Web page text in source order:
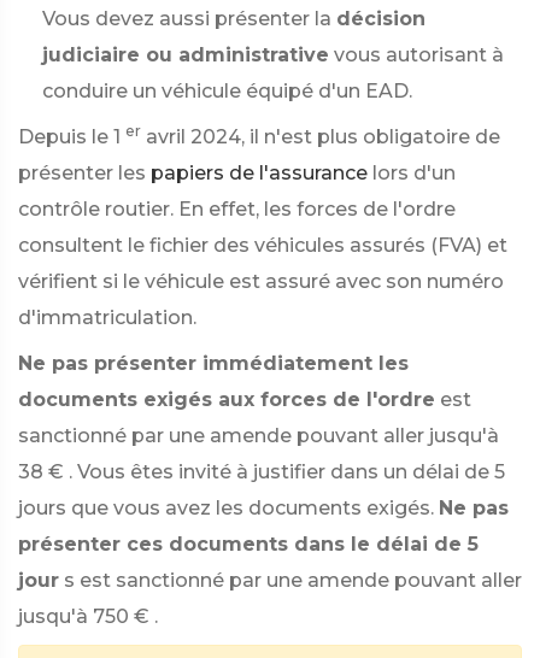
Vous devez aussi présenter la décision
judiciaire ou administrative vous autorisant à
conduire un véhicule équipé d'un EAD.
Depuis le 1 er avril 2024, il n'est plus obligatoire de
présenter les papiers de l'assurance lors d'un
contrôle routier. En effet, les forces de l'ordre
consultent le fichier des véhicules assurés (FVA) et
vérifient si le véhicule est assuré avec son numéro
d'immatriculation.
Ne pas présenter immédiatement les
documents exigés aux forces de l'ordre est
sanctionné par une amende pouvant aller jusqu'à
38 € . Vous êtes invité à justifier dans un délai de 5
jours que vous avez les documents exigés. Ne pas
présenter ces documents dans le délai de 5
jour s est sanctionné par une amende pouvant aller
jusqu'à 750 € .